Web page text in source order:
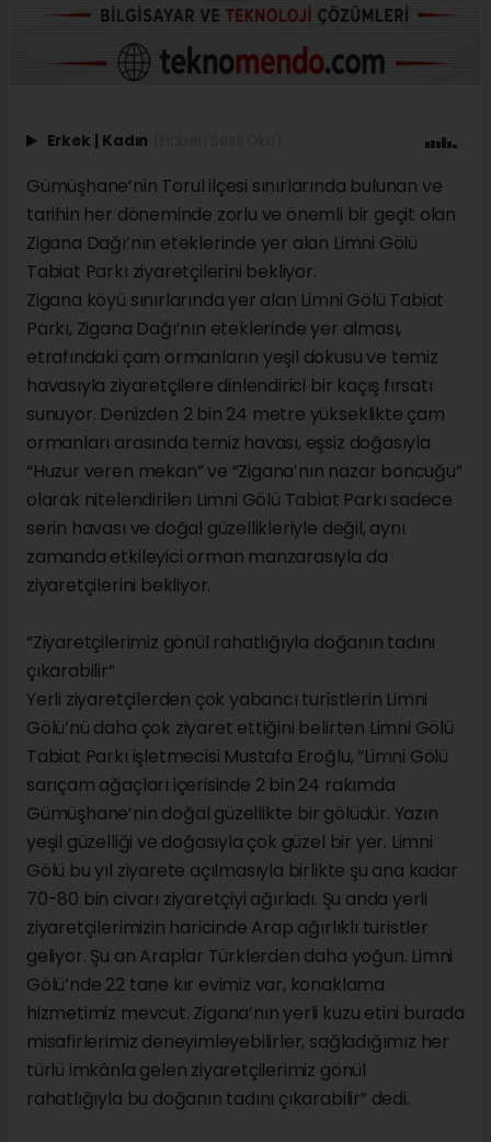
Erkek | Kadın
Gümüşhane’nin Torul ilçesi sınırlarında bulunan ve
tarihin her döneminde zorlu ve önemli bir geçit olan
Zigana Dağı’nın eteklerinde yer alan Limni Gölü
Tabiat Parkı ziyaretçilerini bekliyor.
Zigana köyü sınırlarında yer alan Limni Gölü Tabiat
Parkı, Zigana Dağı’nın eteklerinde yer alması,
etrafındaki çam ormanların yeşil dokusu ve temiz
havasıyla ziyaretçilere dinlendirici bir kaçış fırsatı
sunuyor. Denizden 2 bin 24 metre yükseklikte çam
ormanları arasında temiz havası, eşsiz doğasıyla
“Huzur veren mekan” ve “Zigana’nın nazar boncuğu”
olarak nitelendirilen Limni Gölü Tabiat Parkı sadece
serin havası ve doğal güzellikleriyle değil, aynı
zamanda etkileyici orman manzarasıyla da
ziyaretçilerini bekliyor.
“Ziyaretçilerimiz gönül rahatlığıyla doğanın tadını
çıkarabilir”
Yerli ziyaretçilerden çok yabancı turistlerin Limni
Gölü’nü daha çok ziyaret ettiğini belirten Limni Gölü
Tabiat Parkı işletmecisi Mustafa Eroğlu, “Limni Gölü
sarıçam ağaçları içerisinde 2 bin 24 rakımda
Gümüşhane’nin doğal güzellikte bir gölüdür. Yazın
yeşil güzelliği ve doğasıyla çok güzel bir yer. Limni
Gölü bu yıl ziyarete açılmasıyla birlikte şu ana kadar
70-80 bin civarı ziyaretçiyi ağırladı. Şu anda yerli
ziyaretçilerimizin haricinde Arap ağırlıklı turistler
geliyor. Şu an Araplar Türklerden daha yoğun. Limni
Gölü’nde 22 tane kır evimiz var, konaklama
hizmetimiz mevcut. Zigana’nın yerli kuzu etini burada
misafirlerimiz deneyimleyebilirler, sağladığımız her
türlü imkânla gelen ziyaretçilerimiz gönül
rahatlığıyla bu doğanın tadını çıkarabilir” dedi.